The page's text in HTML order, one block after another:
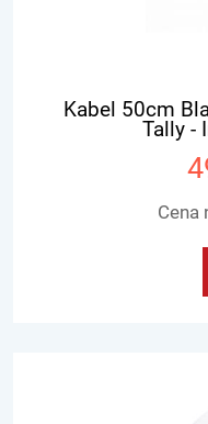
Kabel 50cm
Tally -
Cena